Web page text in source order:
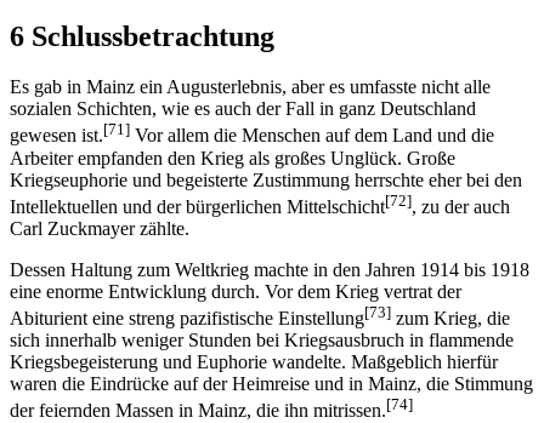
6 Schlussbetrachtung
Es gab in Mainz ein Augusterlebnis, aber es umfasste nicht alle
sozialen Schichten, wie es auch der Fall in ganz Deutschland
gewesen ist.[71] Vor allem die Menschen auf dem Land und die
Arbeiter empfanden den Krieg als großes Unglück. Große
Kriegseuphorie und begeisterte Zustimmung herrschte eher bei den
Intellektuellen und der bürgerlichen Mittelschicht[72], zu der auch
Carl Zuckmayer zählte.
Dessen Haltung zum Weltkrieg machte in den Jahren 1914 bis 1918
eine enorme Entwicklung durch. Vor dem Krieg vertrat der
Abiturient eine streng pazifistische Einstellung[73] zum Krieg, die
sich innerhalb weniger Stunden bei Kriegsausbruch in flammende
Kriegsbegeisterung und Euphorie wandelte. Maßgeblich hierfür
waren die Eindrücke auf der Heimreise und in Mainz, die Stimmung
der feiernden Massen in Mainz, die ihn mitrissen.[74]